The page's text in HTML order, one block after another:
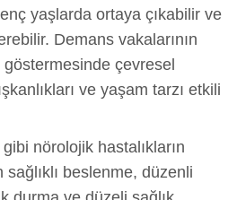
yaşlarda ortaya çıkabilir ve
Demans vakalarının
göstermesinde çevresel
ve yaşam tarzı etkili
nörolojik hastalıkların
beslenme, düzenli